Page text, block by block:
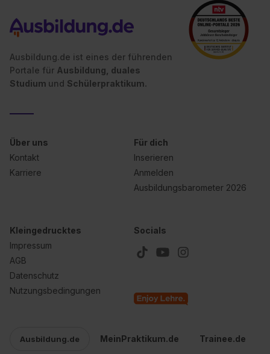
Ausbildung.de ist eines der führenden
Portale für Ausbildung, duales
Studium und Schülerpraktikum.
Über uns
Kontakt
Karriere
Für dich
Inserieren
Anmelden
Ausbildungsbarometer 2026
Kleingedrucktes
Impressum
AGB
Datenschutz
Nutzungsbedingungen
Socials
Ausbildung.de MeinPraktikum.de Trainee.de